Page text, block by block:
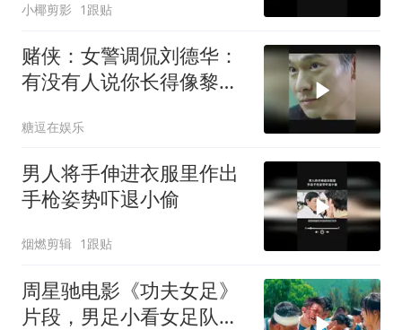
小椰剪影 1跟贴
赌侠：女警调侃刘德华：
有没有人说你长得像黎
糖逗在娱乐
男人将手伸进衣服里作出
手枪姿势吓退小偷
烟燃剪辑 1跟贴
周星驰电影《功夫女足》
片段，男足小看女足队